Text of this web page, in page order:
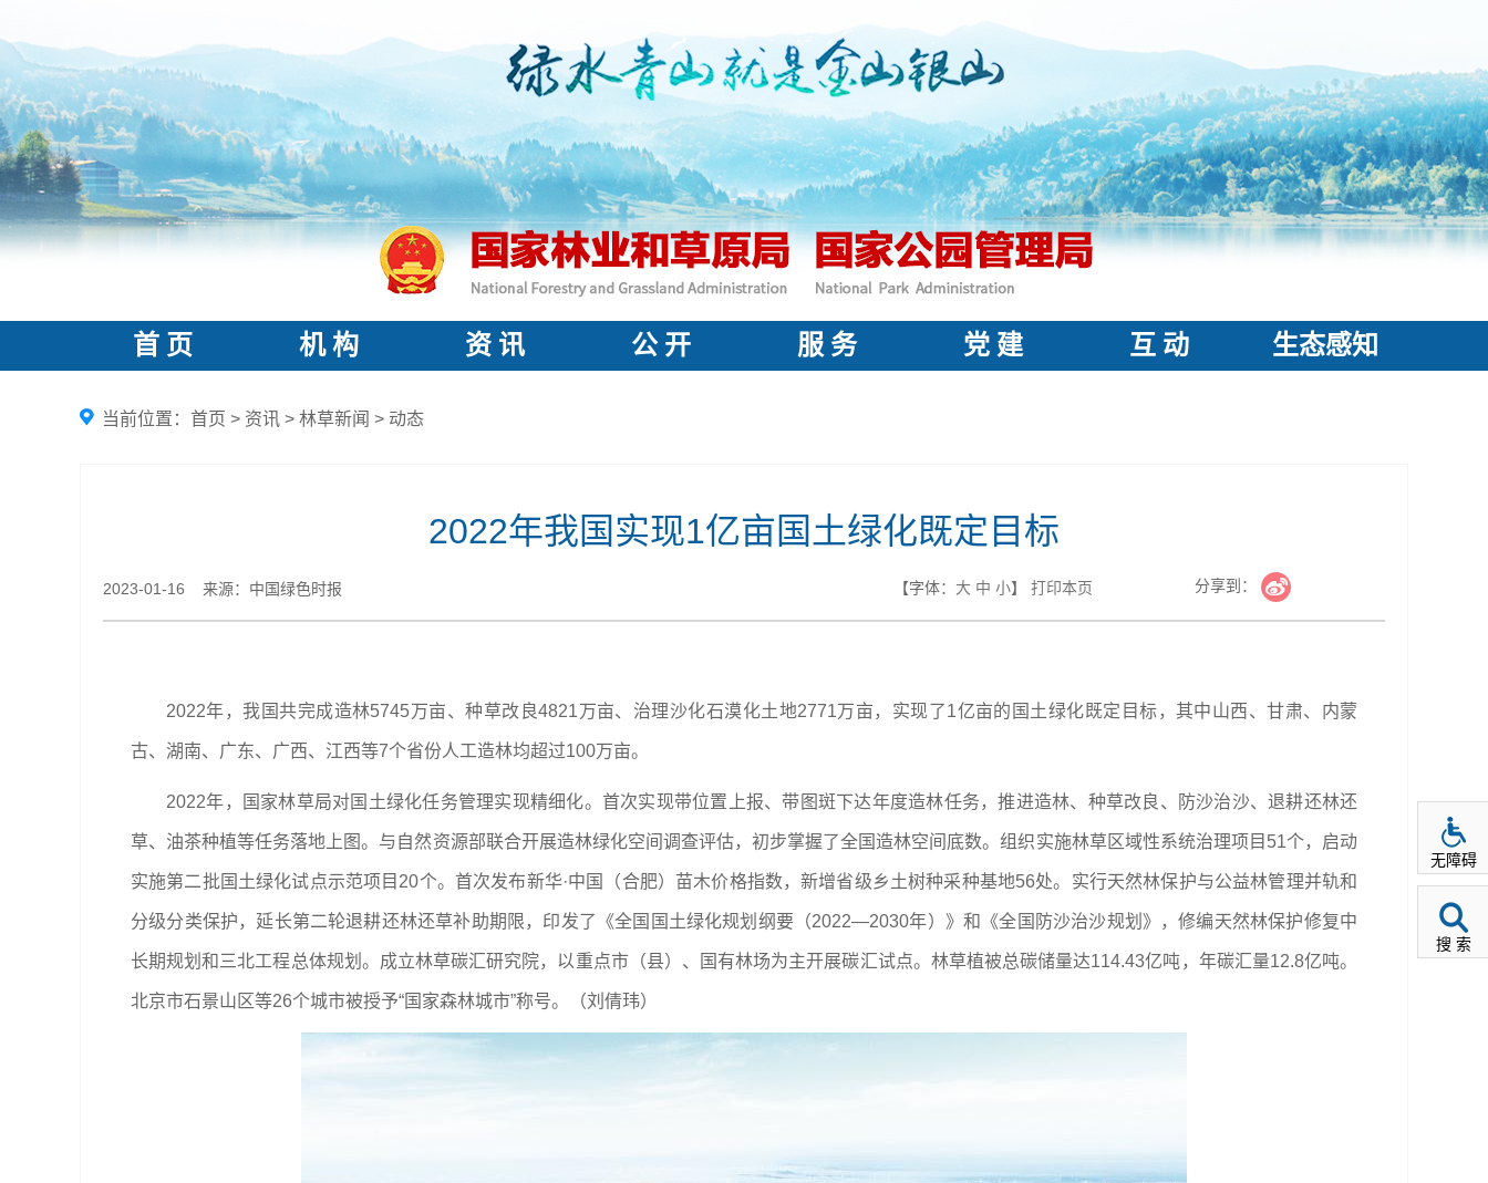
首 页 机 构 资 讯 公 开 服 务 党 建 互 动 生态感知
当前位置： 首页 > 资讯 > 林草新闻 > 动态
2022年我国实现1亿亩国土绿化既定目标
2023-01-16 来源：中国绿色时报 【字体： 大 中 小】 打印本页 分享到：
2022年，我国共完成造林5745万亩、种草改良4821万亩、治理沙化石漠化土地2771万亩，实现了1亿亩的国土绿化既定目标，其中山西、甘肃、内蒙
古、湖南、广东、广西、江西等7个省份人工造林均超过100万亩。
2022年，国家林草局对国土绿化任务管理实现精细化。首次实现带位置上报、带图斑下达年度造林任务，推进造林、种草改良、防沙治沙、退耕还林还
草、油茶种植等任务落地上图。与自然资源部联合开展造林绿化空间调查评估，初步掌握了全国造林空间底数。组织实施林草区域性系统治理项目51个，启动
实施第二批国土绿化试点示范项目20个。首次发布新华·中国（合肥）苗木价格指数，新增省级乡土树种采种基地56处。实行天然林保护与公益林管理并轨和
分级分类保护，延长第二轮退耕还林还草补助期限，印发了《全国国土绿化规划纲要（2022—2030年）》和《全国防沙治沙规划》，修编天然林保护修复中
长期规划和三北工程总体规划。成立林草碳汇研究院，以重点市（县）、国有林场为主开展碳汇试点。林草植被总碳储量达114.43亿吨，年碳汇量12.8亿吨。
北京市石景山区等26个城市被授予“国家森林城市”称号。（刘倩玮）
无障碍
搜 索